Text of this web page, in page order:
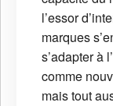
l’essor
marques
s’adapter à
comme
mais tout